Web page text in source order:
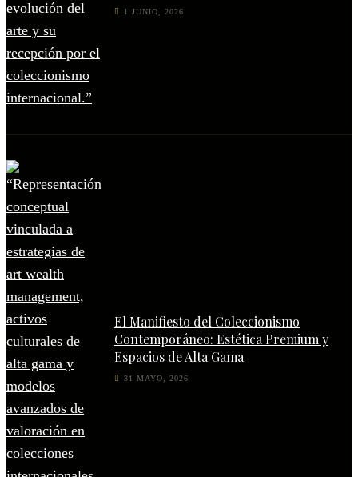
1 JUNIO, 2026
El Manifiesto del Coleccionismo
Contemporáneo: Estética Premium y
Espacios de Alta Gama
31 MAYO, 2026